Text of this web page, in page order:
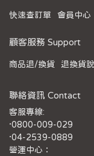
快速查訂單 會員中心
顧客服務 Support
商品退/換貨 退換貨
聯絡資訊 Contact
客服專線:
·0800-009-029
·04-2539-0889
營運中心：